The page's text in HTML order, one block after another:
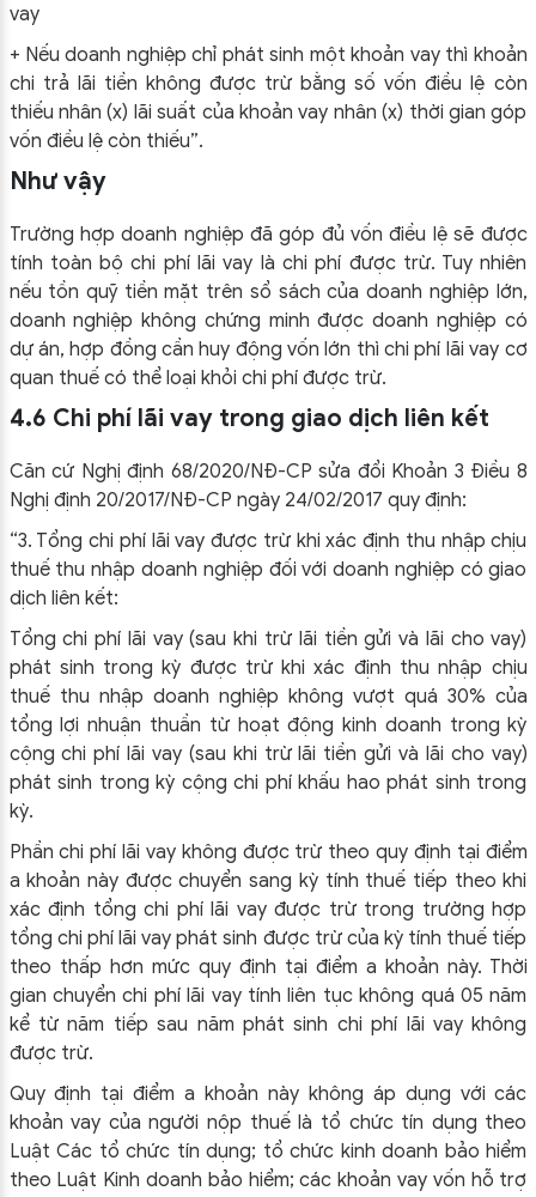
vay
+ Nếu doanh nghiệp chỉ phát sinh một khoản vay thì khoản
chi trả lãi tiền không được trừ bằng số vốn điều lệ còn
thiếu nhân (x) lãi suất của khoản vay nhân (x) thời gian góp
vốn điều lệ còn thiếu”.
Như vậy
Trường hợp doanh nghiệp đã góp đủ vốn điều lệ sẽ được
tính toàn bộ chi phí lãi vay là chi phí được trừ. Tuy nhiên
nếu tồn quỹ tiền mặt trên sổ sách của doanh nghiệp lớn,
doanh nghiệp không chứng minh được doanh nghiệp có
dự án, hợp đồng cần huy động vốn lớn thì chi phí lãi vay cơ
quan thuế có thể loại khỏi chi phí được trừ.
4.6 Chi phí lãi vay trong giao dịch liên kết
Căn cứ Nghị định 68/2020/NĐ-CP sửa đổi Khoản 3 Điều 8
Nghị định 20/2017/NĐ-CP ngày 24/02/2017 quy định:
“3. Tổng chi phí lãi vay được trừ khi xác định thu nhập chịu
thuế thu nhập doanh nghiệp đối với doanh nghiệp có giao
dịch liên kết:
Tổng chi phí lãi vay (sau khi trừ lãi tiền gửi và lãi cho vay)
phát sinh trong kỳ được trừ khi xác định thu nhập chịu
thuế thu nhập doanh nghiệp không vượt quá 30% của
tổng lợi nhuận thuần từ hoạt động kinh doanh trong kỳ
cộng chi phí lãi vay (sau khi trừ lãi tiền gửi và lãi cho vay)
phát sinh trong kỳ cộng chi phí khấu hao phát sinh trong
kỳ.
Phần chi phí lãi vay không được trừ theo quy định tại điểm
a khoản này được chuyển sang kỳ tính thuế tiếp theo khi
xác định tổng chi phí lãi vay được trừ trong trường hợp
tổng chi phí lãi vay phát sinh được trừ của kỳ tính thuế tiếp
theo thấp hơn mức quy định tại điểm a khoản này. Thời
gian chuyển chi phí lãi vay tính liên tục không quá 05 năm
kể từ năm tiếp sau năm phát sinh chi phí lãi vay không
được trừ.
Quy định tại điểm a khoản này không áp dụng với các
khoản vay của người nộp thuế là tổ chức tín dụng theo
Luật Các tổ chức tín dụng; tổ chức kinh doanh bảo hiểm
theo Luật Kinh doanh bảo hiểm; các khoản vay vốn hỗ trợ